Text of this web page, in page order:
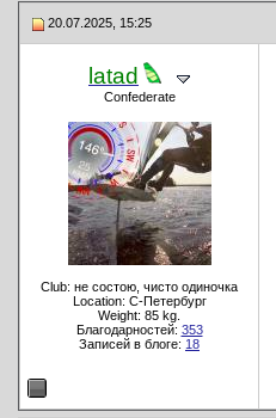
20.07.2025, 15:25
latad
Confederate
Club: не состою, чисто одиночка
Location: C-Петербург
Weight: 85 kg.
Благодарностей: 353
Записей в блоге: 18